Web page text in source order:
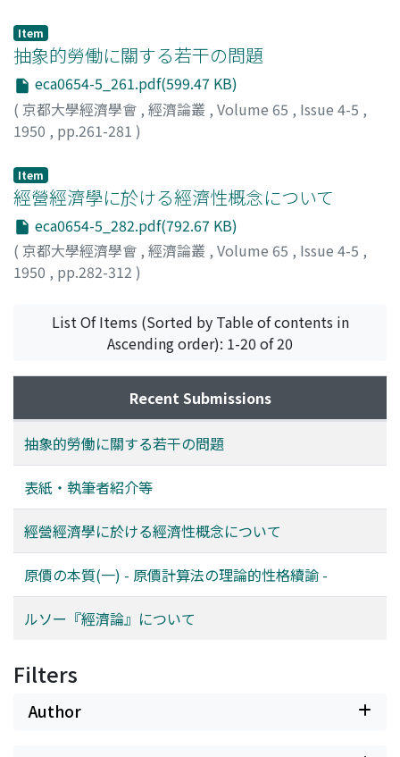
Item
抽象的勞働に關する若干の問題
eca0654-5_261.pdf(599.47 KB)
( 京都大學經濟學會 , 經濟論叢 , Volume 65 , Issue 4-5 ,
1950 , pp.261-281 )
Item
經營經濟學に於ける經濟性概念について
eca0654-5_282.pdf(792.67 KB)
( 京都大學經濟學會 , 經濟論叢 , Volume 65 , Issue 4-5 ,
1950 , pp.282-312 )
List Of Items (Sorted by Table of contents in
Ascending order): 1-20 of 20
Recent Submissions
抽象的勞働に關する若干の問題
表紙・執筆者紹介等
經營經濟學に於ける經濟性概念について
原價の本質(一) - 原價計算法の理論的性格續諭 -
ルソー『經濟論』について
Filters
Author